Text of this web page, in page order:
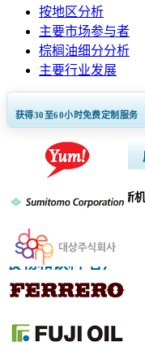
按地区分析
主要市场参与者
棕榈油细分分析
主要行业发展
获得30至60小时免费定制服务
扩大区域和国家覆盖范围
我们如何帮助您发现新
食物和饮料 客户
请与我们联系